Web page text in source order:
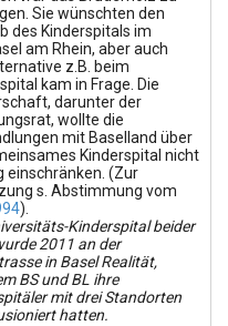
Sie wünschten den
des Kinderspitals im
am Rhein, aber auch
z.B. beim
kam in Frage. Die
darunter der
wollte die
mit Baselland über
Kinderspital nicht
einschränken. (Zur
s. Abstimmung vom
).
Kinderspital beider
2011 an der
in Basel Realität,
BS und BL ihre
mit drei Standorten
hatten.